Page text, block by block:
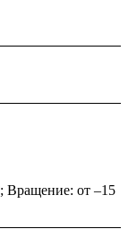
Вращение: от –15